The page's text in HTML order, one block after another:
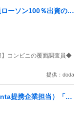
ーソン100％出資の安
】コンビニの覆面調査員◆
提供：doda
提携企業担当）「国
駄のない消費社会を